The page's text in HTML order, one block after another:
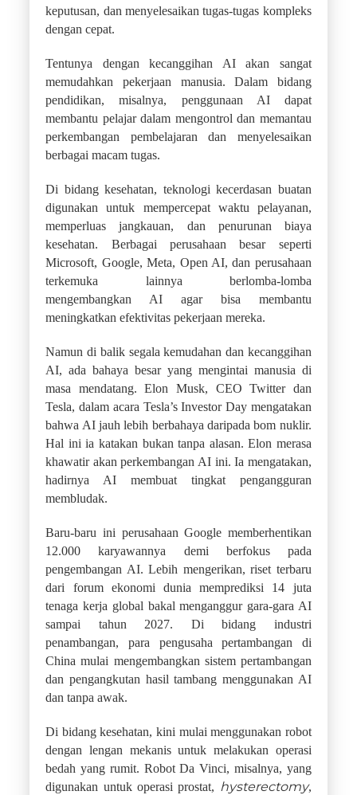
keputusan, dan menyelesaikan tugas-tugas kompleks
dengan cepat.
Tentunya dengan kecanggihan AI akan sangat
memudahkan pekerjaan manusia. Dalam bidang
pendidikan, misalnya, penggunaan AI dapat
membantu pelajar dalam mengontrol dan memantau
perkembangan pembelajaran dan menyelesaikan
berbagai macam tugas.
Di bidang kesehatan, teknologi kecerdasan buatan
digunakan untuk mempercepat waktu pelayanan,
memperluas jangkauan, dan penurunan biaya
kesehatan. Berbagai perusahaan besar seperti
Microsoft, Google, Meta, Open AI, dan perusahaan
terkemuka lainnya berlomba-lomba
mengembangkan AI agar bisa membantu
meningkatkan efektivitas pekerjaan mereka.
Namun di balik segala kemudahan dan kecanggihan
AI, ada bahaya besar yang mengintai manusia di
masa mendatang. Elon Musk, CEO Twitter dan
Tesla, dalam acara Tesla’s Investor Day mengatakan
bahwa AI jauh lebih berbahaya daripada bom nuklir.
Hal ini ia katakan bukan tanpa alasan. Elon merasa
khawatir akan perkembangan AI ini. Ia mengatakan,
hadirnya AI membuat tingkat pengangguran
membludak.
Baru-baru ini perusahaan Google memberhentikan
12.000 karyawannya demi berfokus pada
pengembangan AI. Lebih mengerikan, riset terbaru
dari forum ekonomi dunia memprediksi 14 juta
tenaga kerja global bakal menganggur gara-gara AI
sampai tahun 2027. Di bidang industri
penambangan, para pengusaha pertambangan di
China mulai mengembangkan sistem pertambangan
dan pengangkutan hasil tambang menggunakan AI
dan tanpa awak.
Di bidang kesehatan, kini mulai menggunakan robot
dengan lengan mekanis untuk melakukan operasi
bedah yang rumit. Robot Da Vinci, misalnya, yang
digunakan untuk operasi prostat, hysterectomy,